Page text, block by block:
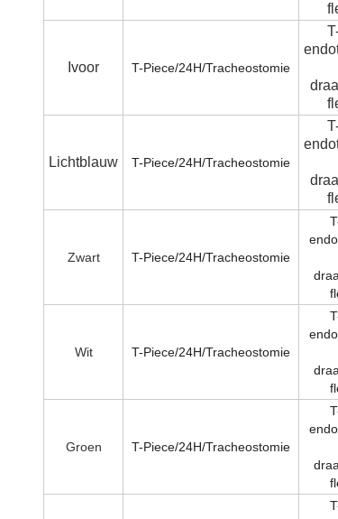
Ivoor T-Piece/24H/Tracheostomie
Lichtblauw T-Piece/24H/Tracheostomie
Zwart T-Piece/24H/Tracheostomie
Wit T-Piece/24H/Tracheostomie
Groen T-Piece/24H/Tracheostomie